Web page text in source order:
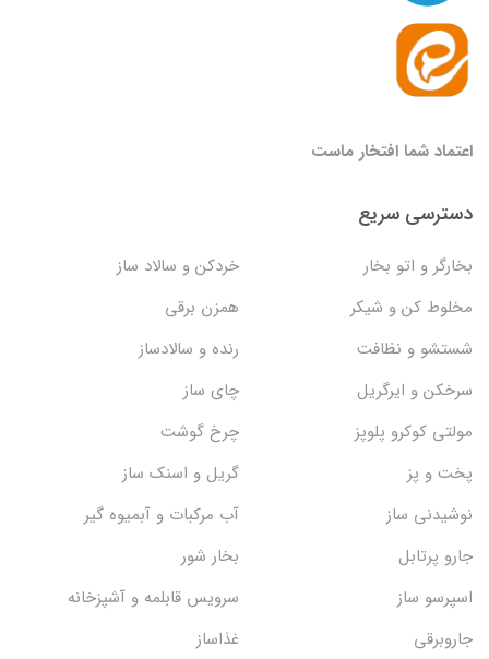
اعتماد شما افتخار ماست
دسترسی سریع
بخارگر و اتو بخار
خردکن و سالاد ساز
مخلوط کن و شیکر
همزن برقی
شستشو و نظافت
رنده و سالادساز
سرخکن و ایرگریل
چای ساز
مولتی کوکرو پلوپز
چرخ گوشت
پخت و پز
گریل و اسنک‌ ساز
نوشیدنی ساز
آب مرکبات و آبمیوه گیر
جارو پرتابل
بخار شور
اسپرسو ساز
سرویس قابلمه و آشپزخانه
جاروبرقی
غذاساز